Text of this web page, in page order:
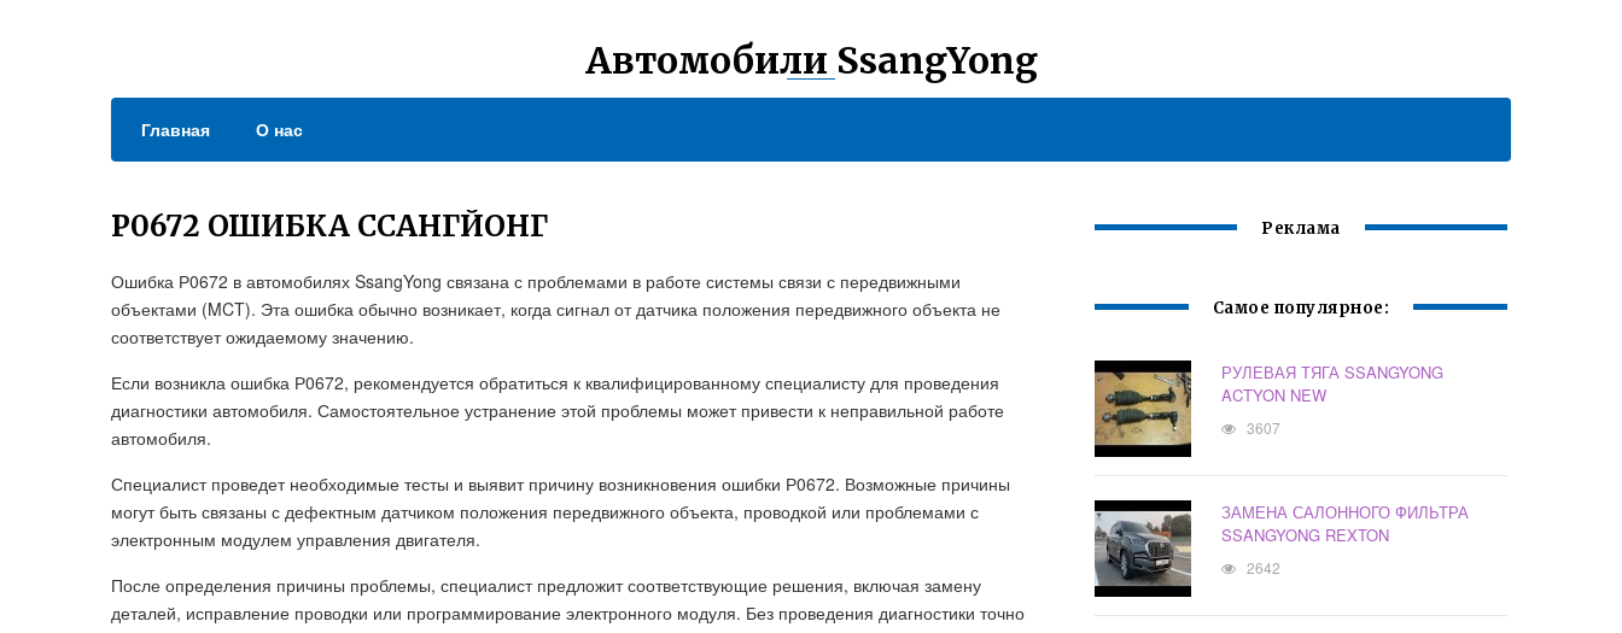
Автомобили SsangYong
Главная О нас
Р0672 ОШИБКА ССАНГЙОНГ
Ошибка Р0672 в автомобилях SsangYong связана с проблемами в работе системы связи с передвижными
объектами (MCT). Эта ошибка обычно возникает, когда сигнал от датчика положения передвижного объекта не
соответствует ожидаемому значению.
Если возникла ошибка Р0672, рекомендуется обратиться к квалифицированному специалисту для проведения
диагностики автомобиля. Самостоятельное устранение этой проблемы может привести к неправильной работе
автомобиля.
Специалист проведет необходимые тесты и выявит причину возникновения ошибки Р0672. Возможные причины
могут быть связаны с дефектным датчиком положения передвижного объекта, проводкой или проблемами с
электронным модулем управления двигателя.
После определения причины проблемы, специалист предложит соответствующие решения, включая замену
деталей, исправление проводки или программирование электронного модуля. Без проведения диагностики точно
Реклама
Самое популярное:
РУЛЕВАЯ ТЯГА SSANGYONG
ACTYON NEW
3607
ЗАМЕНА САЛОННОГО ФИЛЬТРА
SSANGYONG REXTON
2642